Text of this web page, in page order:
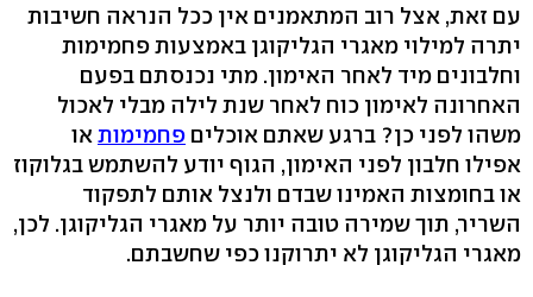
עם זאת, אצל רוב המתאמנים אין ככל הנראה חשיבות
יתרה למילוי מאגרי הגליקוגן באמצעות פחמימות
וחלבונים מיד לאחר האימון. מתי נכנסתם בפעם
האחרונה לאימון כוח לאחר שנת לילה מבלי לאכול
משהו לפני כן? ברגע שאתם אוכלים פחמימותאו
אפילו חלבון לפני האימון, הגוף יודע להשתמש בגלוקוז
או בחומצות האמינו שבדם ולנצל אותם לתפקוד
השריר, תוך שמירה טובה יותר על מאגרי הגליקוגן. לכן,
מאגרי הגליקוגן לא יתרוקנו כפי שחשבתם.